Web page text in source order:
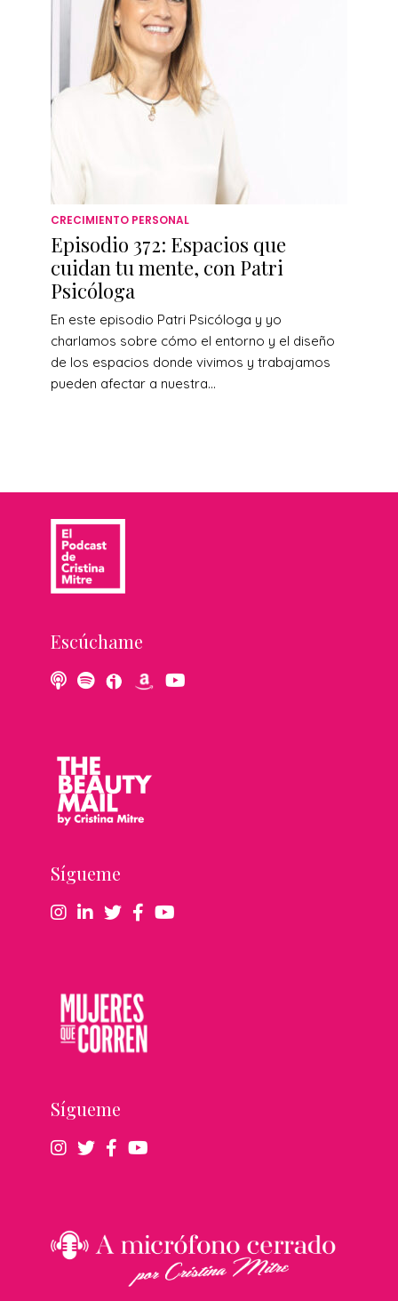
CRECIMIENTO PERSONAL
Episodio 372: Espacios que
cuidan tu mente, con Patri
Psicóloga
En este episodio Patri Psicóloga y yo
charlamos sobre cómo el entorno y el diseño
de los espacios donde vivimos y trabajamos
pueden afectar a nuestra...
Escúchame
Sígueme
Sígueme